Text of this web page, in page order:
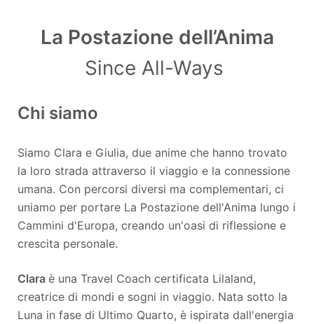
La Postazione dell’Anima
Since All-Ways
Chi siamo
Siamo Clara e Giulia, due anime che hanno trovato
la loro strada attraverso il viaggio e la connessione
umana. Con percorsi diversi ma complementari, ci
uniamo per portare La Postazione dell'Anima lungo i
Cammini d'Europa, creando un'oasi di riflessione e
crescita personale.
Clara è una Travel Coach certificata Lilaland,
creatrice di mondi e sogni in viaggio. Nata sotto la
Luna in fase di Ultimo Quarto, è ispirata dall'energia